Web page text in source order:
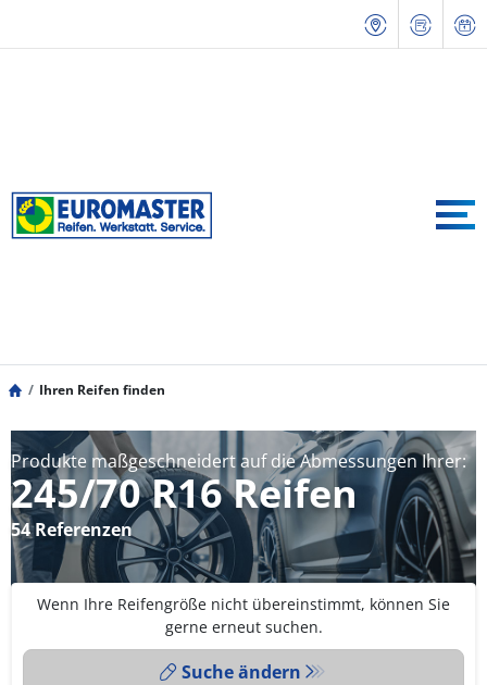
Ihren Reifen finden
Produkte maßgeschneidert auf die Abmessungen Ihrer:
245/70 R16 Reifen
54 Referenzen
Wenn Ihre Reifengröße nicht übereinstimmt, können Sie
gerne erneut suchen.
Suche ändern